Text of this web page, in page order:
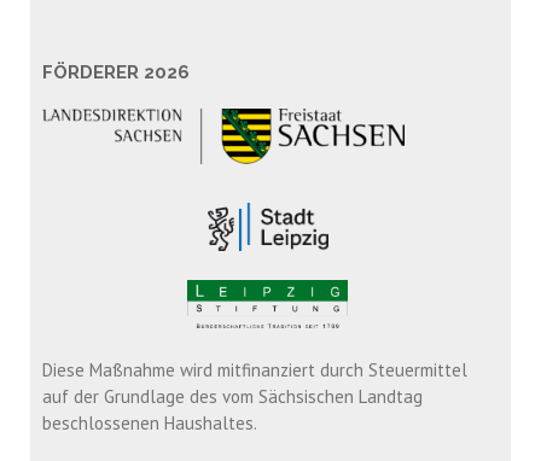
FÖRDERER 2026
Diese Maßnahme wird mitfinanziert durch Steuermittel
auf der Grundlage des vom Sächsischen Landtag
beschlossenen Haushaltes.